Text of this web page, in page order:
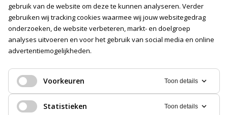
Volg ons
gebruik van de website om deze te kunnen analyseren. Verder
gebruiken wij tracking cookies waarmee wij jouw websitegedrag
onderzoeken, de website verbeteren, markt- en doelgroep
analyses uitvoeren en voor het gebruik van social media en online
advertentiemogelijkheden.
Voorkeuren Toon details
Statistieken Toon details